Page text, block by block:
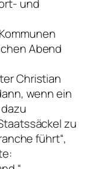
und
Abend
Christian
wenn ein
zu
führt“,